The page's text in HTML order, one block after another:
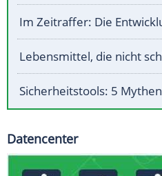
Im Zeitraffer: Die
Lebensmittel, die nicht
Sicherheitstools: 5
Datencenter